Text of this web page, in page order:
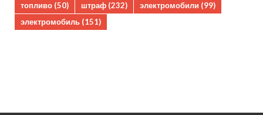
топливо (50) штраф (232) электромобили (99)
электромобиль (151)